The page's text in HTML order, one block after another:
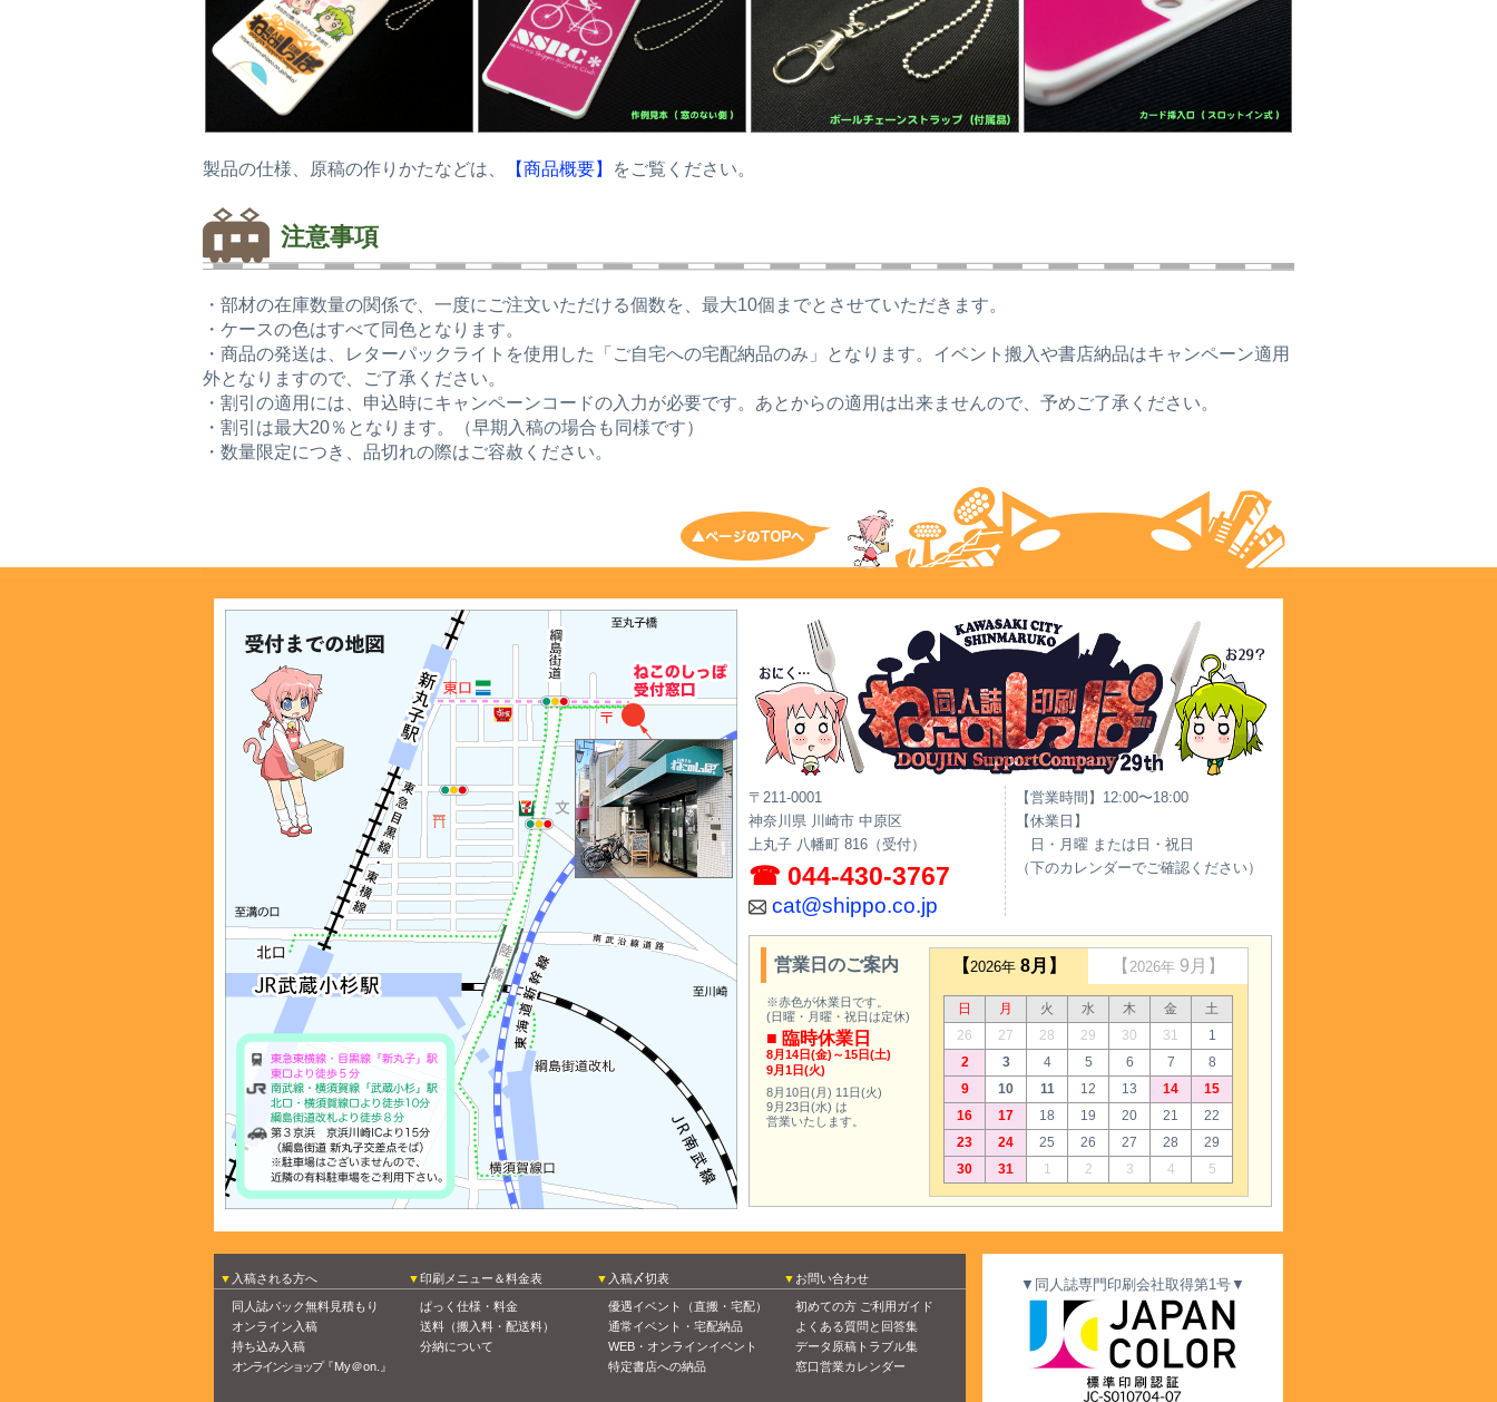
製品の仕様、原稿の作りかたなどは、 【商品概要】 をご覧ください。
注意事項
・部材の在庫数量の関係で、一度にご注文いただける個数を、最大10個までとさせていただきます。
・ケースの色はすべて同色となります。
・商品の発送は、レターパックライトを使用した「ご自宅への宅配納品のみ」となります。イベント搬入や書店納品はキャンペーン適用
外となりますので、ご了承ください。
・割引の適用には、申込時にキャンペーンコードの入力が必要です。あとからの適用は出来ませんので、予めご了承ください。
・割引は最大20％となります。（早期入稿の場合も同様です）
・数量限定につき、品切れの際はご容赦ください。
トップへ戻る
〒211-0001
神奈川県 川崎市 中原区
上丸子 八幡町 816（受付）
☎ 044-430-3767
cat@shippo.co.jp
【営業時間】12:00〜18:00
【休業日】
日・月曜 または日・祝日
（下のカレンダーでご確認ください）
営業日のご案内
※赤色が休業日です。
(日曜・月曜・祝日は定休)
■ 臨時休業日
8月14日(金)～15日(土)
9月1日(火)
8月10日(月) 11日(火)
9月23日(水) は
営業いたします。
【 2026年8月】 【 2026年 9月】
日 月 火 水 木 金
土
26
27 28 29 30 31
1
2
3 4 5 6 7
8
9
10 11 12 13 14
15
16
17 18 19 20 21
22
23
24 25 26 27 28
29
30
31 1 2 3 4 5
入稿される方へ
同人誌パック無料見積もり
オンライン入稿
持ち込み入稿
オンラインショップ『My＠on.』
印刷メニュー＆料金表
ぱっく仕様・料金
送料（搬入料・配送料）
分納について
入稿〆切表
優遇イベント（直搬・宅配）
通常イベント・宅配納品
WEB・オンラインイベント
特定書店への納品
お問い合わせ
初めての方 ご利用ガイド
よくある質問と回答集
データ原稿トラブル集
窓口営業カレンダー
▼同人誌専門印刷会社取得第1号▼